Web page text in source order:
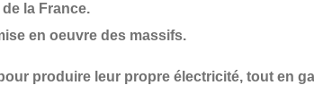
la France.
en oeuvre des massifs.
produire leur propre électricité, tout en